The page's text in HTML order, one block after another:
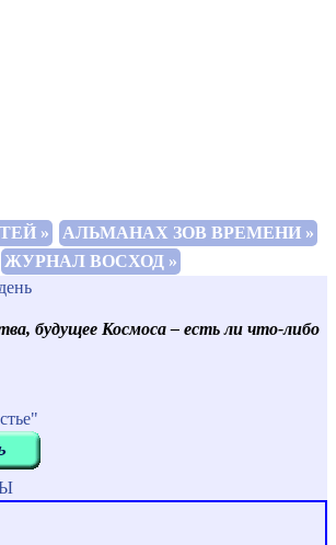
»
АЛЬМАНАХ ЗОВ ВРЕМЕНИ »
ЖУРНАЛ ВОСХОД »
будущее Космоса – есть ли что-либо